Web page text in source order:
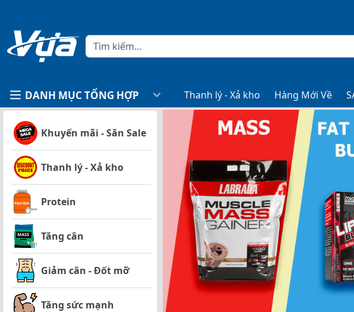
DANH MỤC TỔNG HỢP Thanh lý - Xả kho Hàng Mới Về
Khuyến mãi - Săn Sale
Thanh lý - Xả kho
Protein
Tăng cân
Giảm cân - Đốt mỡ
Tăng sức mạnh